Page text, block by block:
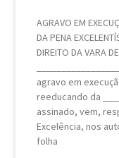
AGRAVO EM
DA PENA
DIREITO DA VARA
agravo em
reeducando da
assinado, vem,
Excelência, nos
folha